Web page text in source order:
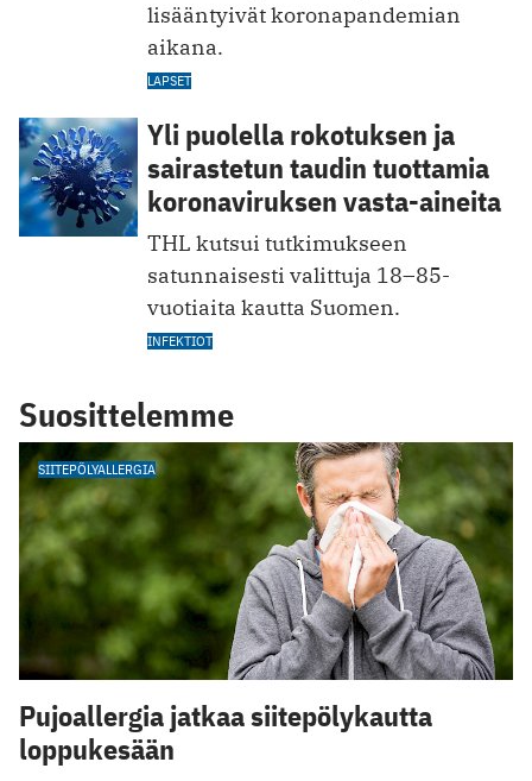
lisääntyivät koronapandemian
aikana.
LAPSET
Yli puolella rokotuksen ja
sairastetun taudin tuottamia
koronaviruksen vasta-aineita
THL kutsui tutkimukseen
satunnaisesti valittuja 18–85-
vuotiaita kautta Suomen.
INFEKTIOT
Suosittelemme
SIITEPÖLYALLERGIA
Pujoallergia jatkaa siitepölykautta
loppukesään